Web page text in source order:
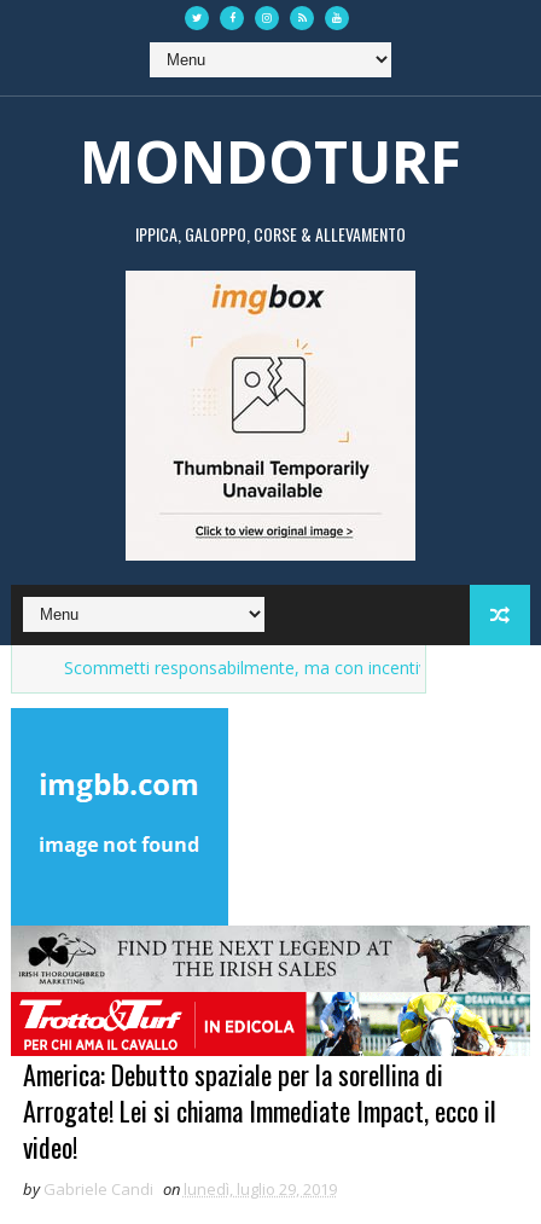
MONDOTURF
IPPICA, GALOPPO, CORSE & ALLEVAMENTO
responsabilmente, ma con incentivi Market del
America: Debutto spaziale per la sorellina di
Arrogate! Lei si chiama Immediate Impact, ecco il
video!
by Gabriele Candi on lunedì, luglio 29, 2019